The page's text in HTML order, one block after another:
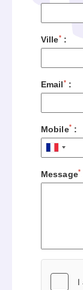
Ville*:
Email*:
Mobile*:
Message*